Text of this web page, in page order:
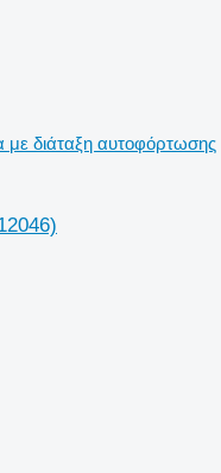
με διάταξη αυτοφόρτωσης